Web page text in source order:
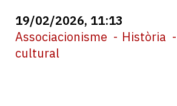
19/02/2026, 11:13
Associacionisme
Història
cultural